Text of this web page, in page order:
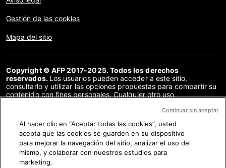
Gestión de las cookies
Mapa del sitio
Copyright © AFP 2017-2025. Todos los derechos
reservados. Los usuarios pueden acceder a este sitio,
consultarlo y utilizar las opciones propuestas para compartir su
contenido con fines personales. Cualquier otro uso,
distribución del contenido de este sitio, en su totalidad o en
acuerdo específico firmado con la AFP, está estrictamente
prohibido. Los elementos analizados en cada verificación se
presentan o se enlazan en tanto en cuanto son necesarios para
la correcta comprensión de la verificación en cuestión. La AFP
no cuenta con derechos sobre los autores ni sobre los
Al hacer clic en “Aceptar todas las cookies”, usted
acepta que las cookies se guarden en su dispositivo
para mejorar la navegación del sitio, analizar el uso del
mismo, y colaborar con nuestros estudios para
marketing.
Continuar sin aceptar